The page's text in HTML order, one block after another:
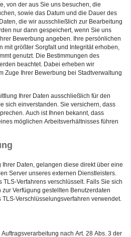
von der aus Sie uns besuchen, die
sowie das Datum und die Dauer des
die wir ausschließlich zur Bearbeitung
nur dann gespeichert, wenn Sie uns
Bewerbung angeben. Ihre persönlichen
mit größter Sorgfalt und Integrität erhoben,
genutzt. Die Bestimmungen des
beachtet. Dabei erheben wir
Zuge Ihrer Bewerbung bei Stadtverwaltung
Ihrer Daten ausschließlich für den
sich einverstanden. Sie versichern, dass
Auch ist Ihnen bekannt, dass
möglichen Arbeitsverhältnisses führen
Daten, gelangen diese direkt über eine
Server unseres externen Dienstleisters.
Verfahrens verschlüsselt. Falls Sie sich
Verfügung gestellten Benutzerdaten
Verschlüsselungsverfahren verwendet.
nach Art. 28 Abs. 3 der